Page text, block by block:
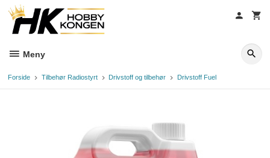
innholdet
Meny
Forside Tilbehør Radiostyrt Drivstoff og tilbehør Drivstoff Fuel